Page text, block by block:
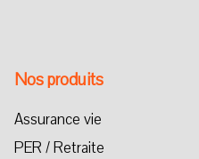
Nos produits
Assurance vie
PER / Retraite